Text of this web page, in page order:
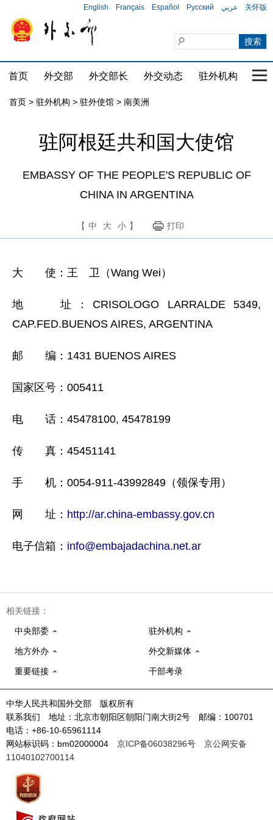
English Français Español Русский عربي 关怀版
首页 外交部 外交部长 外交动态 驻外机构 国
首页 > 驻外机构 > 驻外使馆 > 南美洲
驻阿根廷共和国大使馆
EMBASSY OF THE PEOPLE'S REPUBLIC OF
CHINA IN ARGENTINA
【 中 大 小 】 打印
大 使：王 卫（Wang Wei）
地 址：CRISOLOGO LARRALDE 5349,
CAP.FED.BUENOS AIRES, ARGENTINA
邮 编：1431 BUENOS AIRES
国家区号：005411
电 话：45478100, 45478199
传 真：45451141
手 机：0054-911-43992849（领保专用）
网 址： http://ar.china-embassy.gov.cn
电子信箱： info@embajadachina.net.ar
相关链接：
中央部委 驻外机构
地方外办 外交新媒体
重要链接 干部考录
中华人民共和国外交部 版权所有
联系我们 地址：北京市朝阳区朝阳门南大街2号 邮编：100701
电话：+86-10-65961114
网站标识码：bm02000004 京ICP备06038296号
京公网安备
11040102700114